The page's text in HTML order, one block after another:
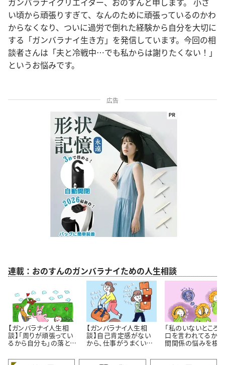
い頃から頑張りすぎて、なんのために頑張っているのかわ
からなくなり、ついに過労で倒れた経験から自分を大切に
する「ガンバラナイ生き方」を発信しています。今回の相
談者さんは「夫と冷戦中…でも私からは謝りたくない！」
というお悩みです。
広告
連載：おのすんのガンバラナイための人生相談
【ガンバラナイ人生相
談】「周りが頑張ってい
るから自分も」の落とし
けていますか？
【ガンバラナイ人生相
談】自己肯定感がない
から、仕事がうまくいき
「私のいないところ
口を言われてるかも
間関係の悩みを根っ
ガンバラナイ人生相